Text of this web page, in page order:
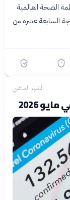
الصحة العالمية
السابعة عشرة من
الشهر الماضي